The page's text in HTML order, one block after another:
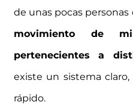
de unas pocas personas
movimiento de
pertenecientes a
existe un sistema
rápido.